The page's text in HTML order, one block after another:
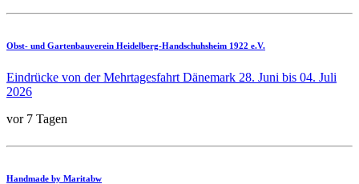
Obst- und Gartenbauverein Heidelberg-Handschuhsheim 1922 e.V.
Eindrücke von der Mehrtagesfahrt Dänemark 28. Juni bis 04. Juli
2026
vor 7 Tagen
Handmade by Maritabw